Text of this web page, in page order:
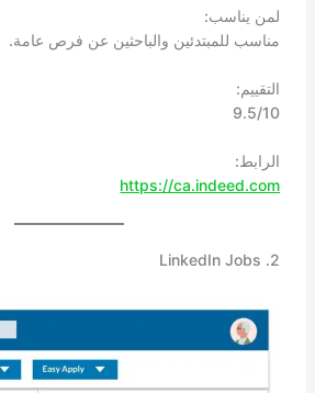
لمن يناسب:
مناسب للمبتدئين والباحثين عن فرص عامة.
التقييم:
9.5/10
الرابط:
https://ca.indeed.com
2. LinkedIn Jobs